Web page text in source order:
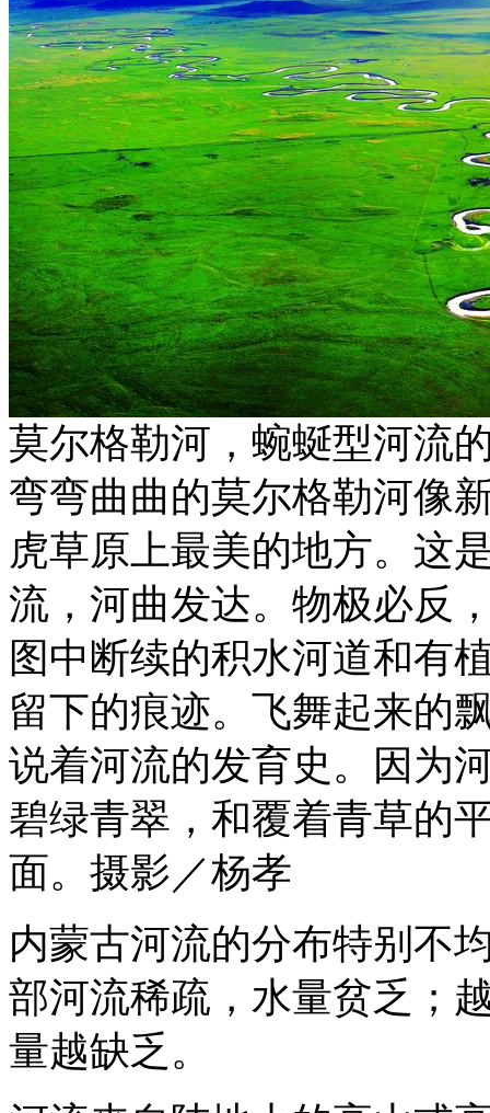
莫尔格勒河，蜿蜒型河流
弯弯曲曲的莫尔格勒河像
虎草原上最美的地方。这
流，河曲发达。物极必反
图中断续的积水河道和有
留下的痕迹。飞舞起来的
说着河流的发育史。因为
碧绿青翠，和覆着青草的
面。摄影／杨孝
内蒙古河流的分布特别不
部河流稀疏，水量贫乏；
量越缺乏。